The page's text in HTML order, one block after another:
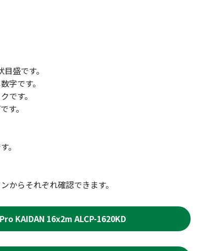
盛です。
字です。
です。
す。
。
からそれぞれ確認できます。
KAIDAN 16x2m ALCP-1620KD